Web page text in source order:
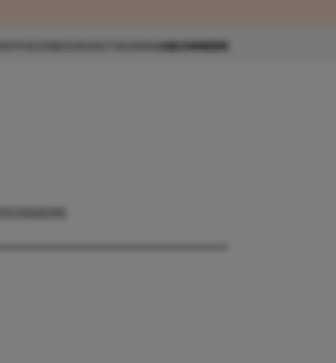
ABONNEER